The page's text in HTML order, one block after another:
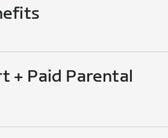
+ Paid Parental